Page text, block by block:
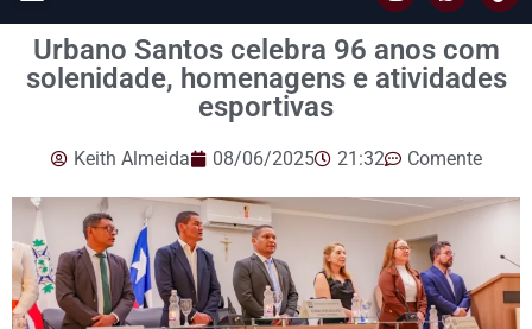
Urbano Santos celebra 96 anos com
solenidade, homenagens e atividades
esportivas
Keith Almeida 08/06/2025 21:32 Comente